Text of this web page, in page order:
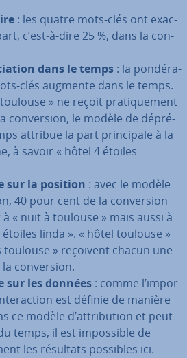
: les quatre mots-clés ont exac­
c’est-à-dire 25 %, dans la con­
dans le temps : la pon­dé­ra­
clés augmente dans le temps.
» ne reçoit pra­ti­que­ment
con­ver­sion, le modèle de dé­pré­
attribue la part prin­ci­pale à la
à savoir « hôtel 4 étoiles
sur la position : avec le modèle
40 pour cent de la con­ver­sion
« nuit à toulouse » mais aussi à
linda ». « hôtel toulouse »
toulouse » reçoivent chacun une
con­ver­sion.
les données : comme l’im­por­
est définie de manière
ce modèle d’at­tri­bu­tion et peut
temps, il est im­pos­sible de
les résultats possibles ici.